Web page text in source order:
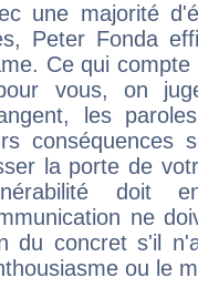
une majorité
Peter Fonda
Ce qui
vous, on
les
conséquences
la porte de
doit
ne
du concret s'il
ou le